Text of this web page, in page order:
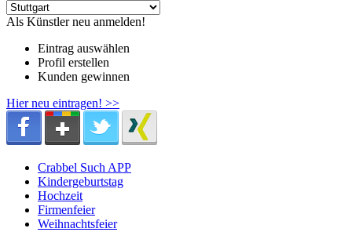
Als Künstler neu anmelden!
Eintrag auswählen
Profil erstellen
Kunden gewinnen
Hier neu eintragen! >>
Crabbel Such APP
Kindergeburtstag
Hochzeit
Firmenfeier
Weihnachtsfeier